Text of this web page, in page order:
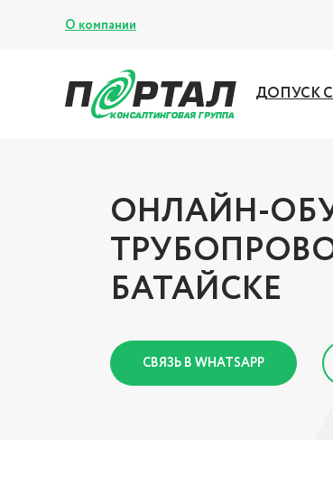
О компании
ДОПУСК
ОНЛАЙН-
БАТАЙСКЕ
СВЯЗЬ В WHATSAPP